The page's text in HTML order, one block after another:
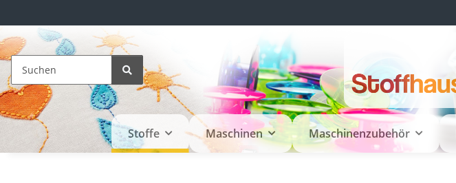
Stoffe Maschinen Maschinenzubehör